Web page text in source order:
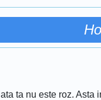
ta nu este roz.